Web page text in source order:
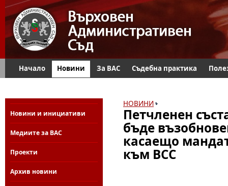
Начало Новини За ВАС Съдебна практика
Новини и инициативи
Медиите за ВАС
Проекти
Архив новини
НОВИНИ
Петчленен
бъде
касаещо
към ВСС